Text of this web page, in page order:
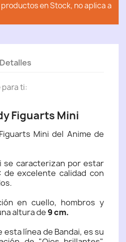
en Stock, no aplica a
Detalles
ti:
Figuarts Mini
Mini del Anime de
se caracterizan por estar
de excelente calidad con
en cuello, hombros y
altura de 9 cm.
esta línea de Bandai, es su